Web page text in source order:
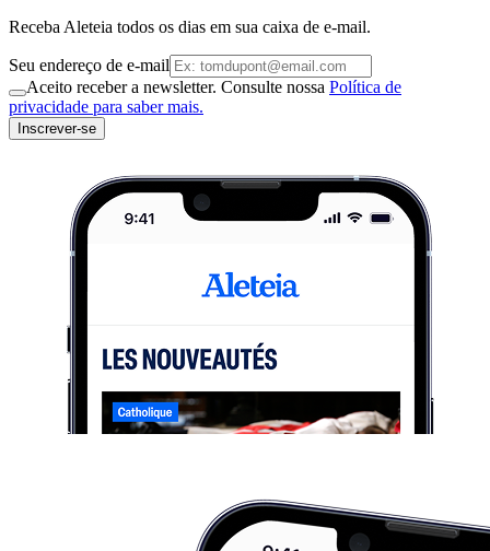
Receba Aleteia todos os dias em sua caixa de e-mail.
Seu endereço de e-mail
Aceito receber a newsletter. Consulte nossa Política de
privacidade para saber mais.
Inscrever-se